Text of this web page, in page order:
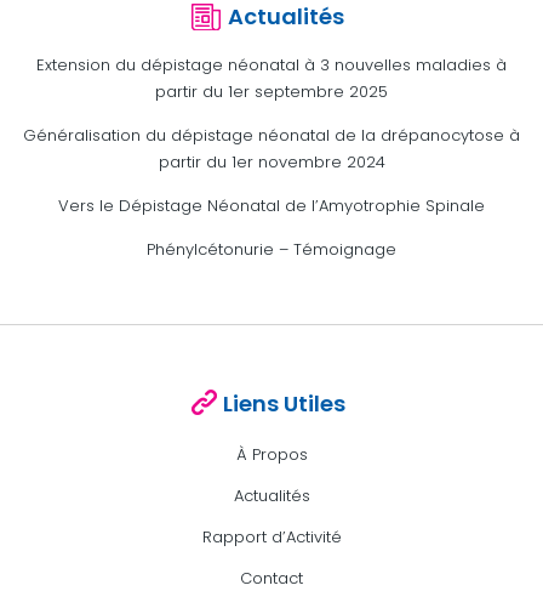
Actualités
Extension du dépistage néonatal à 3 nouvelles maladies à
partir du 1er septembre 2025
Généralisation du dépistage néonatal de la drépanocytose à
partir du 1er novembre 2024
Vers le Dépistage Néonatal de l’Amyotrophie Spinale
Phénylcétonurie – Témoignage
Liens Utiles
À Propos
Actualités
Rapport d’Activité
Contact